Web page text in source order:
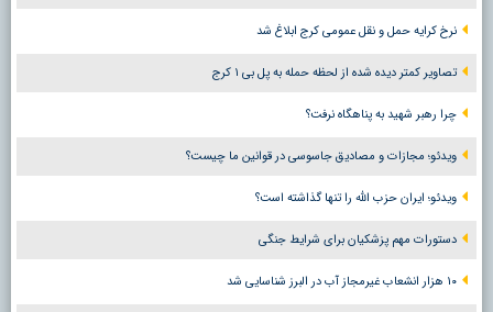
نرخ کرایه حمل و نقل عمومی کرج ابلاغ شد
تصاویر کمتر دیده شده از لحظه حمله به پل بی ۱ کرج
چرا رهبر شهید به پناهگاه نرفت؟
ویدئو؛ مجازات و مصادیق جاسوسی در قوانین ما چیست؟
ویدئو؛ ایران حزب الله را تنها گذاشته است؟
دستورات مهم پزشکیان برای شرایط جنگی
۱۰ هزار انشعاب غیرمجاز آب در البرز شناسایی شد